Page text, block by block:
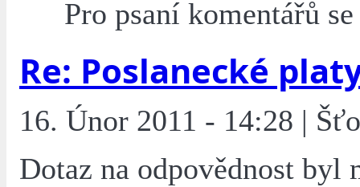
Pro psaní komentářů
Re: Poslanecké
16. Únor 2011 - 14:28 |
Dotaz na odpovědnost byl